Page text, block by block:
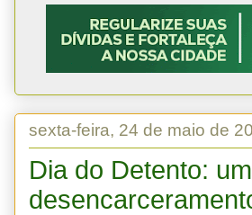
sexta-feira, 24 de maio de
Dia do Detento: